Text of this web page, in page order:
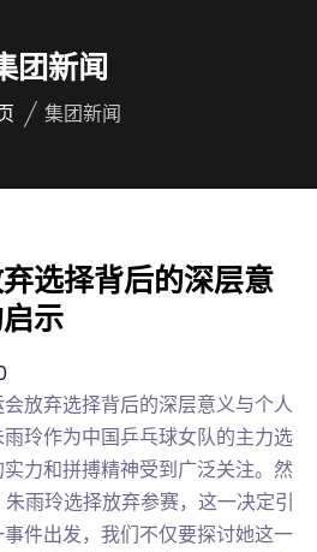
团新闻
集团新闻
选择背后的深层意
示
放弃选择背后的深层意义与个人
玲作为中国乒乓球女队的主力选
力和拼搏精神受到广泛关注。然
雨玲选择放弃参赛，这一决定引
件出发，我们不仅要探讨她这一